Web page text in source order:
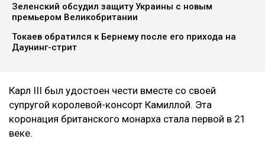
Зеленский обсудил защиту Украины с новым
премьером Великобритании
Токаев обратился к Бернему после его прихода на
Даунинг-стрит
Карл III был удостоен чести вместе со своей
супругой королевой-консорт Камиллой. Эта
коронация британского монарха стала первой в 21
веке.